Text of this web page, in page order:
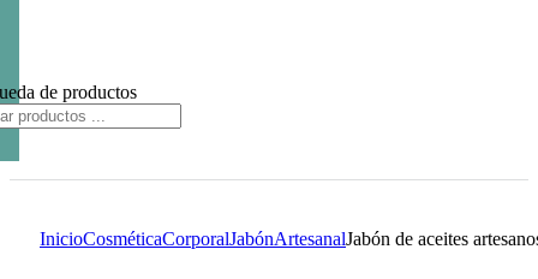
de productos
InicioCosméticaCorporalJabónArtesanalJabón de aceites